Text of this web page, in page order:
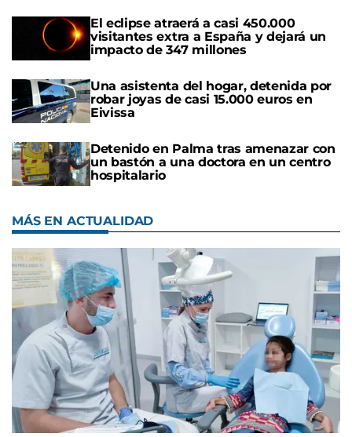
El eclipse atraerá a casi 450.000
visitantes extra a España y dejará un
impacto de 347 millones
Una asistenta del hogar, detenida por
robar joyas de casi 15.000 euros en
Eivissa
Detenido en Palma tras amenazar con
un bastón a una doctora en un centro
hospitalario
MÁS EN ACTUALIDAD